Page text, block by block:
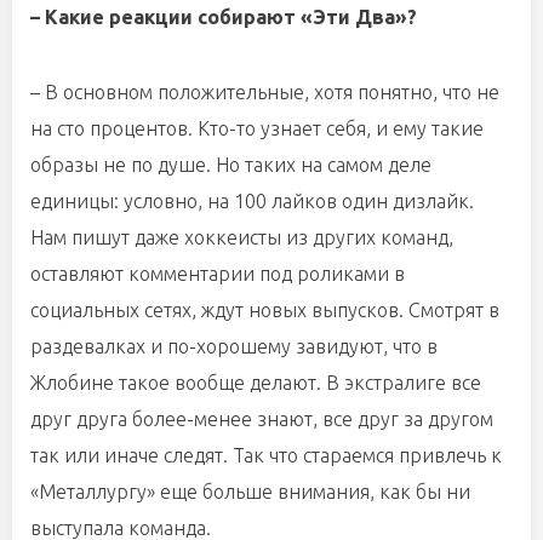
– Какие реакции собирают «Эти Два»?
– В основном положительные, хотя понятно, что не
на сто процентов. Кто-то узнает себя, и ему такие
образы не по душе. Но таких на самом деле
единицы: условно, на 100 лайков один дизлайк.
Нам пишут даже хоккеисты из других команд,
оставляют комментарии под роликами в
социальных сетях, ждут новых выпусков. Смотрят в
раздевалках и по-хорошему завидуют, что в
Жлобине такое вообще делают. В экстралиге все
друг друга более-менее знают, все друг за другом
так или иначе следят. Так что стараемся привлечь к
«Металлургу» еще больше внимания, как бы ни
выступала команда.